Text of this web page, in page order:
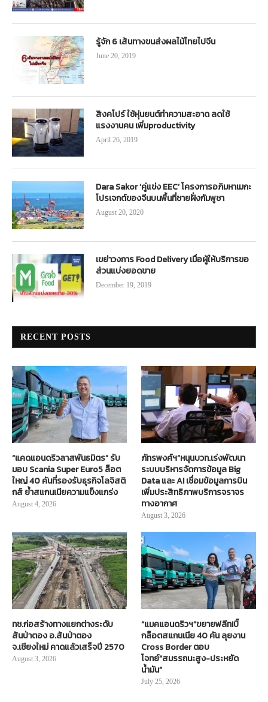
รู้จัก 6 เส้นทางขนส่งผลไม้ไทยไปจีน
June 20, 2019
สิงคโปร์ ใช้หุ่นยนต์ทำความสะอาด ลดใช้
แรงงานคน เพิ่มproductivity
April 26, 2019
Dara Sakor ‘คู่แข่ง EEC’ โครงการอภิมหาเมกะ
โปรเจกต์ของจีนบนพื้นที่ชายฝั่งกัมพูชา
August 20, 2020
เขย่าวงการ Food Delivery เมื่อผู้ให้บริการขอ
ส่วนแบ่งยอดขาย
December 19, 2019
RECENT POSTS
“แคดแอนดริวลาสพันธมิตร” รับ
มอบ Scania Super Euro5 ล็อต
ใหญ่ 40 คันที่รองรับธุรกิจโลจิสติ
กส์ ย้ำสแกนเนียความแข็งแกร่ง
August 4, 2026
ภัทรพงศ์ฯ”หนุนบวท.เร่งพัฒนา
ระบบบริหารจัดการข้อมูล Big
Data และ AI เชื่อมข้อมูลการบิน
เพิ่มประสิทธิภาพบริการจราจร
ทางอากาศ
August 3, 2026
ทช.ก่อสร้างทางแยกต่างระดับ
สันป่าตอง อ.สันป่าตอง
จ.เชียงใหม่ คาดแล้วเสร็จปี 2570
August 3, 2026
“แมคแอนดริวฯ”ขยายฟลีท!บิ๊
กล็อตสแกนเนีย 40 คัน ลุยงาน
Cross Border ตอบ
โจทย์“สมรรถนะสูง-ประหยัด
น้ำมัน”
July 25, 2026